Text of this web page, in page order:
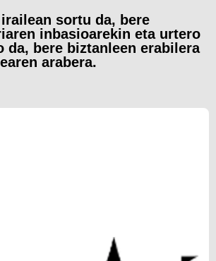
irailean sortu da, bere
inbasioarekin eta urtero
da, bere biztanleen erabilera
arabera.